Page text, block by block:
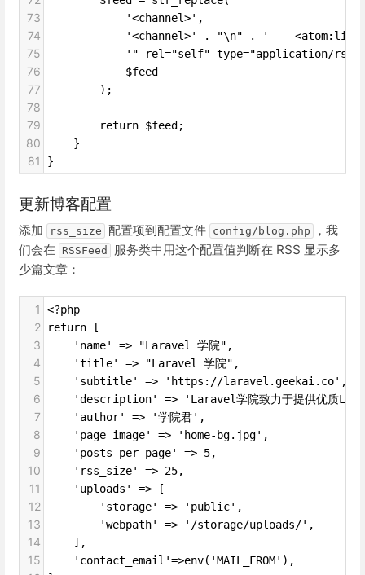
73
            '<channel>',
74
'<channel>' . "\n" . '
75
'" rel="self" type="application/
76
            $feed
77
        );
78
79
        return $feed;
80
    }
81 }
更新博客配置
添加 rss_size 配置项到配置文件 config/blog.php
，我
们会在
RSSFeed
服务类中用这个配置值判断在 RSS 显示多
少篇文章：
1 <?php
2 return [
3
    'name' => "Laravel 学院",
4
    'title' => "Laravel 学院",
5
    'subtitle' => 'https://laravel.geekai.co',
6
'description' => 'Laravel学院致力于提供优质
7
    'author' => '学院君',
8
    'page_image' => 'home-bg.jpg',
9
    'posts_per_page' => 5,
10
    'rss_size' => 25,
11
    'uploads' => [
12
        'storage' => 'public',
13
        'webpath' => '/storage/uploads/',
14
    ],
15
    'contact_email'=>env('MAIL_FROM'),